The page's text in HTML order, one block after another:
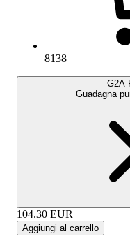
8138
G2A
Guadagna
104.30 EUR
Aggiungi al carrello